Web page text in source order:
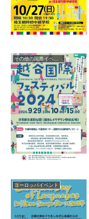
その他の国際イベント
ヨーロッパイベント